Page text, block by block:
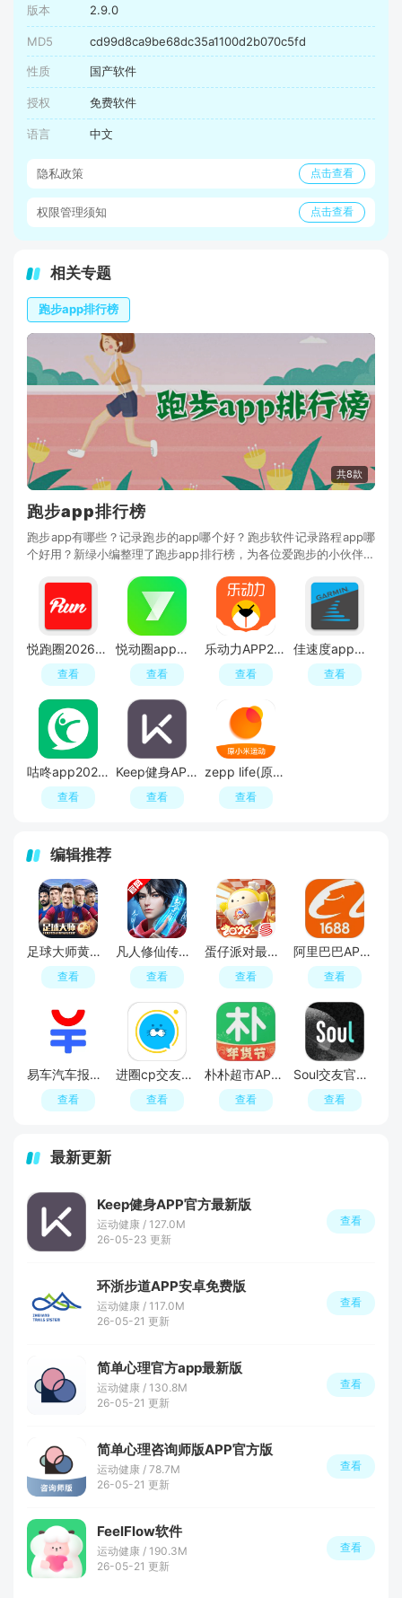
版本 2.9.0
MD5 cd99d8ca9be68dc35a1100d2b070c5fd
性质 国产软件
授权 免费软件
语言 中文
隐私政策 点击查看
权限管理须知 点击查看
相关专题
跑步app排行榜
共8款
跑步app排行榜
跑步app有哪些？记录跑步的app哪个好？跑步软件记录路程app哪
个好用？新绿小编整理了跑步app排行榜，为各位爱跑步的小伙伴推
速度等，专注于跑步运动，找好用的跑步运动app，就来新绿资源
网！
悦跑圈2026官方正版最新版本
查看
悦动圈app手机客户端
查看
乐动力APP2026官方版
查看
佳速度app官方升级版
查看
咕咚app2026最新版客户端
查看
Keep健身APP官方最新版
查看
zepp life(原小米运动app2026官方版)
查看
编辑推荐
足球大师黄金一代手游
查看
凡人修仙传人界篇手游2026最新版
查看
蛋仔派对最新版
查看
阿里巴巴APP2026官方版
查看
易车汽车报价APP官方正版
查看
进圈cp交友软件手机版
查看
朴朴超市APP最新版本
查看
Soul交友官方APP最新版
查看
最新更新
Keep健身APP官方最新版
运动健康 / 127.0M
26-05-23 更新
查看
环浙步道APP安卓免费版
运动健康 / 117.0M
26-05-21 更新
查看
简单心理官方app最新版
运动健康 / 130.8M
26-05-21 更新
查看
简单心理咨询师版APP官方版
运动健康 / 78.7M
26-05-21 更新
查看
FeelFlow软件
运动健康 / 190.3M
26-05-21 更新
查看